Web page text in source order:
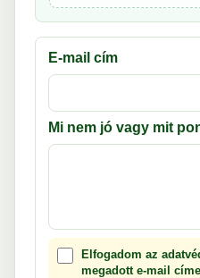
E-mail cím
Mi nem jó vagy mit
Elfogadom az
megadott e-mail